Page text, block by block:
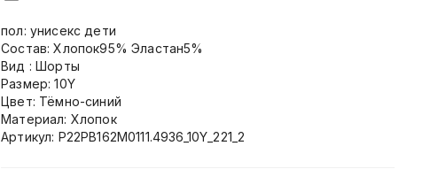
пол: унисекс дети
Состав: Хлопок95% Эластан5%
Вид : Шорты
Размер: 10Y
Цвет: Тёмно-синий
Материал: Хлопок
Артикул: P22PB162M0111.4936_10Y_221_2